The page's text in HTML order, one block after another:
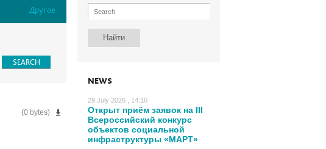
NEWS
29 July 2026 , 14:16
Открыт приём заявок на III
Всероссийский конкурс
объектов социальной
инфраструктуры «МАРТ»
Другое
(0 bytes)